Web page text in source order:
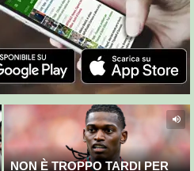
NON È TROPPO TARDI PER